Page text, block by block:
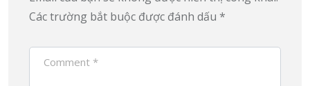
Các trường bắt buộc được đánh dấu *